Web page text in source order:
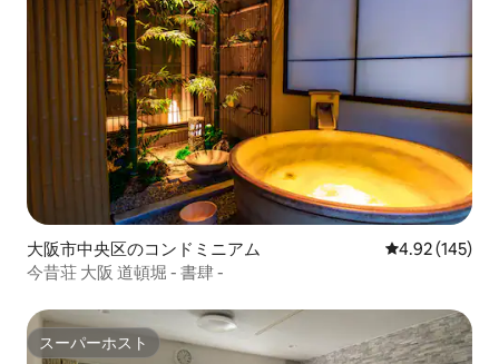
大阪市中央区のコンドミニアム レビュー145
4.92 (145)
今昔荘 大阪 道頓堀 - 書肆 -
スーパーホスト
スーパーホスト